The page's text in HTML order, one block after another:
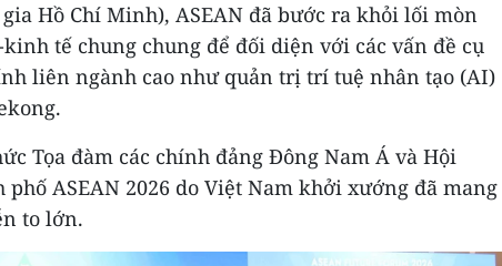
Hồ Chí Minh), ASEAN đã bước ra khỏi lối mòn
tế chung chung để đối diện với các vấn đề cụ
liên ngành cao như quản trị trí tuệ nhân tạo (AI)
Tọa đàm các chính đảng Đông Nam Á và Hội
ASEAN 2026 do Việt Nam khởi xướng đã mang
to lớn.